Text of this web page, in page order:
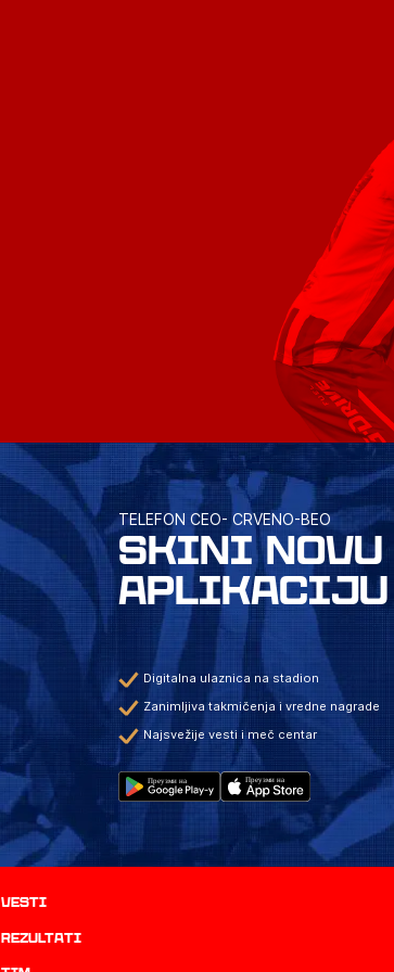
TELEFON CEO- CRVENO-BEO
SKINI NOVU
APLIKACIJU
Digitalna ulaznica na stadion
Zanimljiva takmičenja i vredne nagrade
Najsvežije vesti i meč centar
Vesti
rezultati